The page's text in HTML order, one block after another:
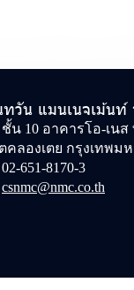
วัน แมนเนจเม้นท์
ชั้น 10 อาคารโอ-เนส
คลองเตย กรุงเทพม
02-651-8170-3
csnmc@nmc.co.th